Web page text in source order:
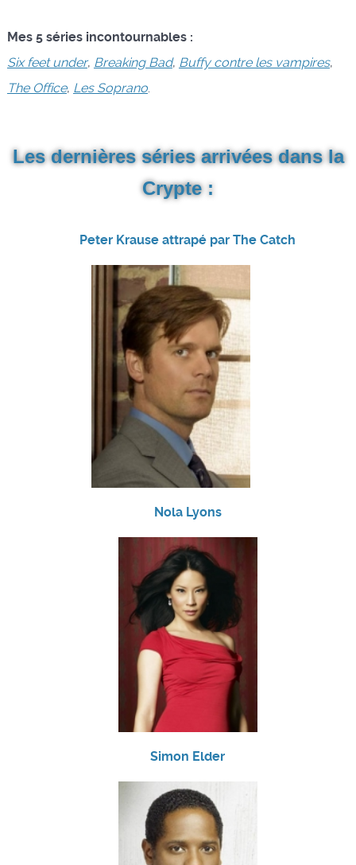
Mes 5 séries incontournables :
Six feet under, Breaking Bad, Buffy contre les vampires,
The Office, Les Soprano.
Les dernières séries arrivées dans la
Crypte :
Peter Krause attrapé par The Catch
Nola Lyons
Simon Elder